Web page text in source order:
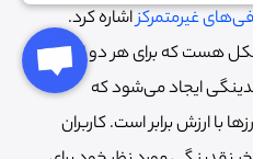
غیرمتمرکزاشاره کرد.
هست که برای هر دو ارز
ایجاد می‌شود که
با ارزش برابر است. کاربران